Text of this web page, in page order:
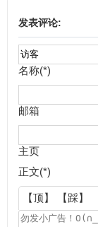
发表评论:
名称(*)
邮箱
主页
正文(*)
【顶】 【踩】